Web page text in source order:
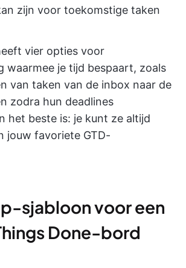
zijn voor toekomstige taken
vier opties voor
waarmee je tijd bespaart, zoals
van taken van de inbox naar de
zodra hun deadlines
het beste is: je kunt ze altijd
jouw favoriete GTD-
sjabloon voor een
Done-bord